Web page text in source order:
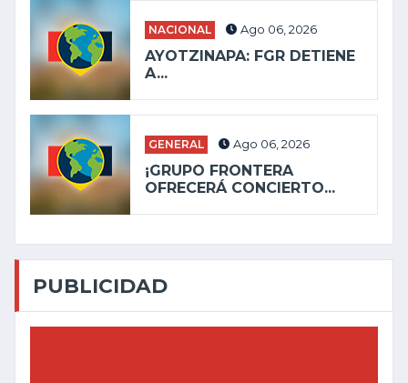
NACIONAL Ago 06, 2026
AYOTZINAPA: FGR DETIENE
A...
GENERAL Ago 06, 2026
¡GRUPO FRONTERA
OFRECERÁ CONCIERTO...
PUBLICIDAD